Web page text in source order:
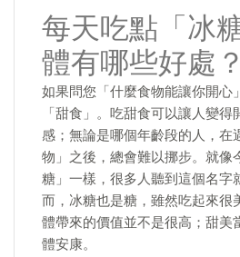
每天吃點「冰
體有哪些好處？
如果問您「什麼食物能讓你開心
「甜食」。吃甜食可以讓人變
感；無論是哪個年齡段的人，在
物」之後，總會難以挪步。就像
糖」一樣，很多人聽到這個名字
而，冰糖也是糖，雖然吃起來很
體帶來的價值並不是很高；甜美
體安康。